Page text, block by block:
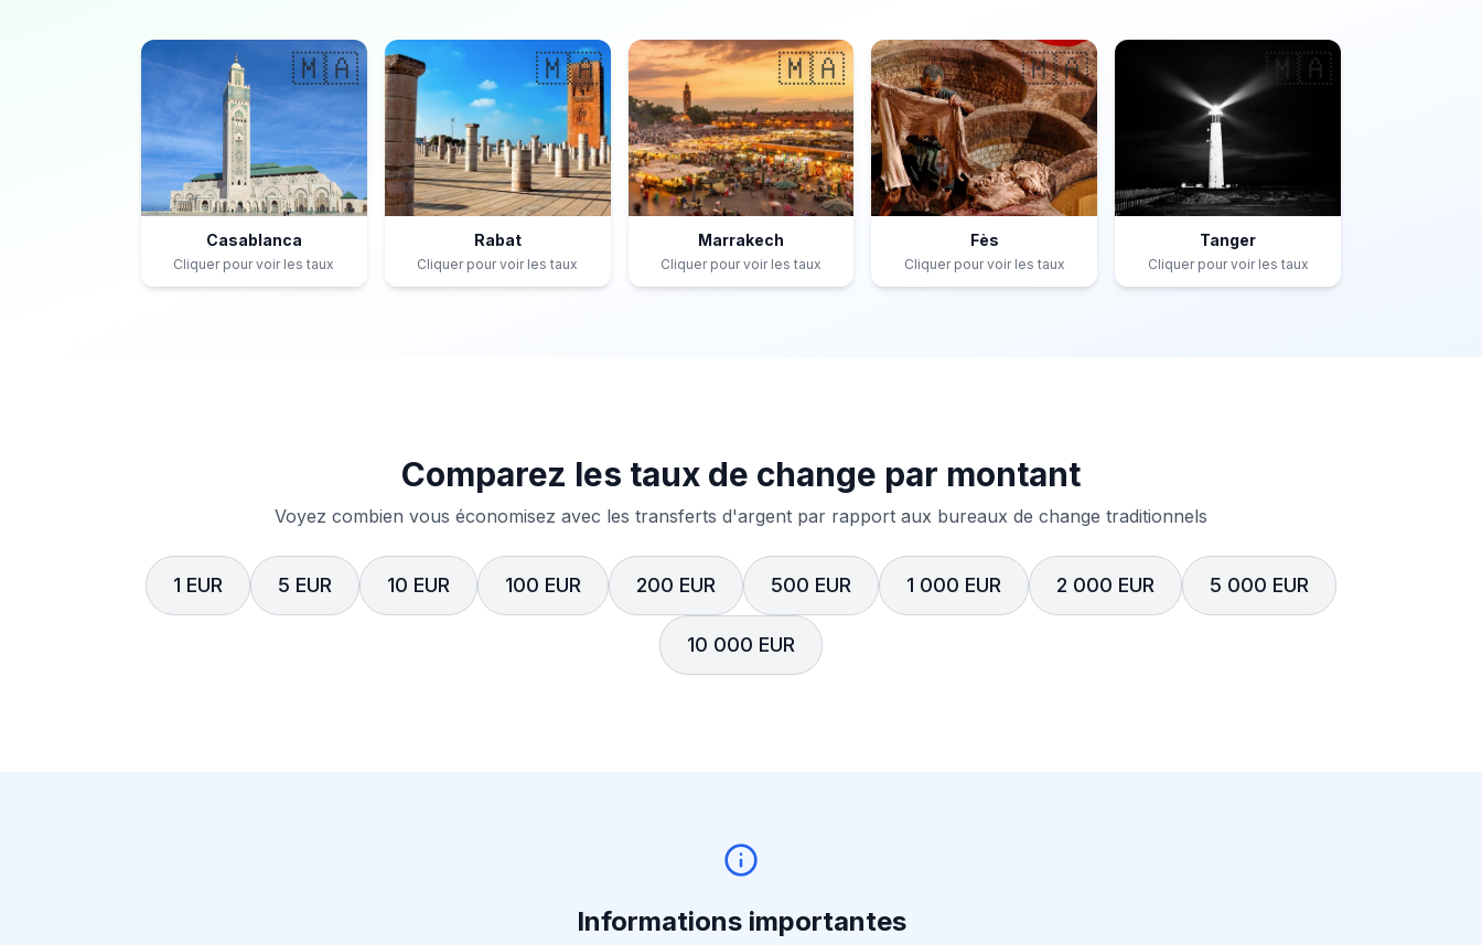
🇲🇦
Casablanca
Cliquer pour voir les taux
🇲🇦
Rabat
Cliquer pour voir les taux
🇲🇦
Marrakech
Cliquer pour voir les taux
🇲🇦
Fès
Cliquer pour voir les taux
🇲🇦
Tanger
Cliquer pour voir les taux
Comparez les taux de change par montant
Voyez combien vous économisez avec les transferts d'argent par rapport aux bureaux de change traditionnels
1 EUR 5 EUR 10 EUR 100 EUR 200 EUR 500 EUR 1 000 EUR 2 000 EUR 5 000 EUR
10 000 EUR
Informations importantes